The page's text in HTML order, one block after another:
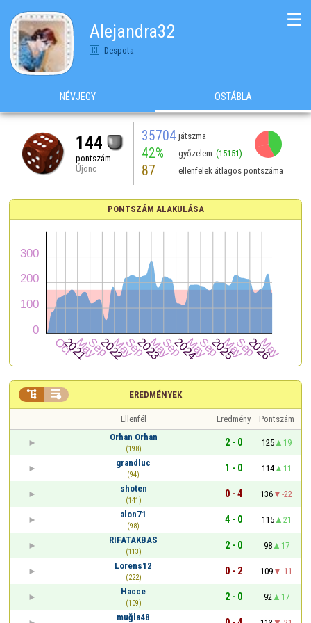
Alejandra32
Despota
☰
NÉVJEGY OSTÁBLA
144
pontszám
Újonc
35704 játszma
42% győzelem (15151)
87 ellenfelek átlagos pontszáma
PONTSZÁM ALAKULÁSA
EREDMÉNYEK
 
Ellenfél Eredmény
Pontszám
Orhan Orhan
(198)
2 - 0 125
19
grandluc
(94)
1 - 0 114
11
shoten
(141)
0 - 4 136
-22
alon71
(98)
4 - 0 115
21
RIFATAKBAS
(113)
2 - 0 98
17
Lorens12
(222)
0 - 2 109
-11
Hacce
(109)
2 - 0 92
17
muğla48